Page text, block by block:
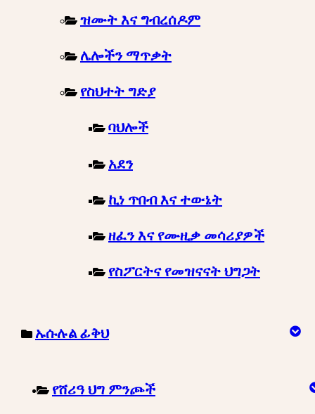
ዝሙት እና ግብረሰዶም
ሌሎችን ማጥቃት
የስህተት ግድያ
ባህሎች
አደን
ኪነ ጥበብ እና ተውኔት
ዘፈን እና የሙዚቃ መሳሪያዎች
የስፖርትና የመዝናናት ህግጋት
ኡሱሉል ፊቅህ
የሸሪዓ ህግ ምንጮች